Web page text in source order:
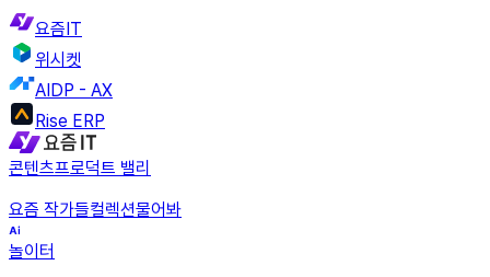
요즘IT
위시켓
AIDP - AX
Rise ERP
콘텐츠프로덕트 밸리
요즘 작가들컬렉션물어봐
놀이터